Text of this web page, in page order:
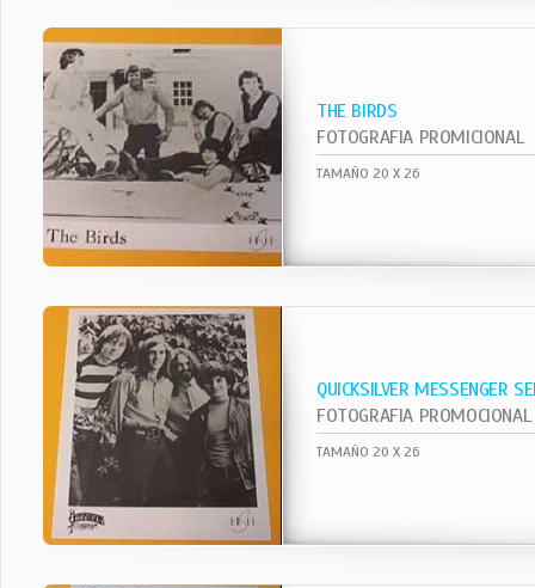
THE BIRDS
FOTOGRAFIA PROMICIONAL
TAMAÑO 20 X 26
QUICKSILVER MESSENGER
FOTOGRAFIA PROMOCIONAL
TAMAÑO 20 X 26